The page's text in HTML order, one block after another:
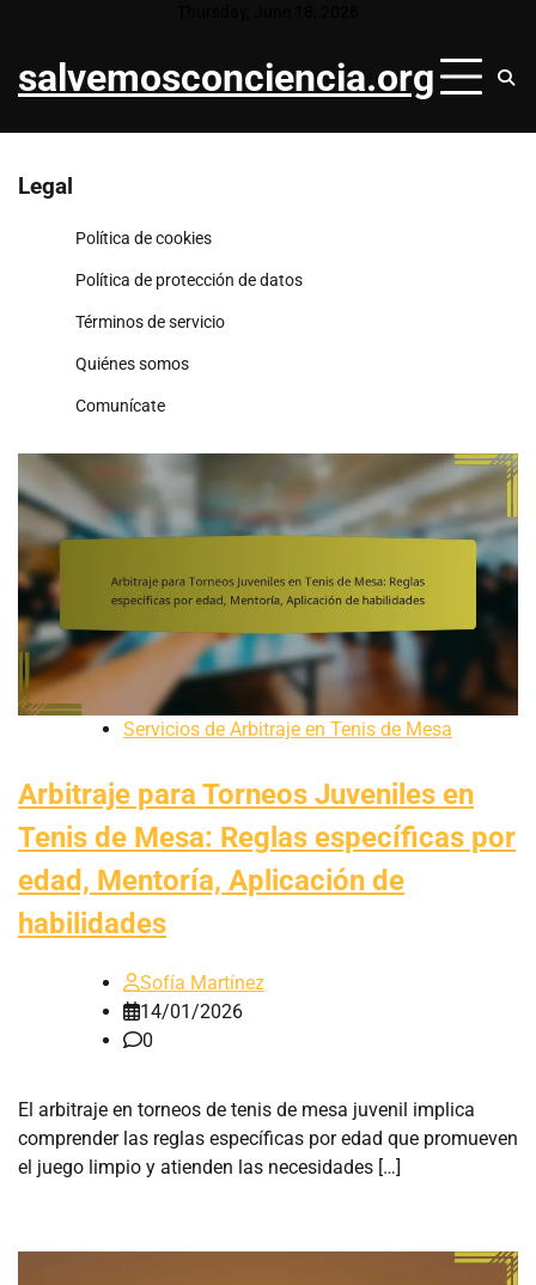
content
salvemosconciencia.org
Legal
Política de cookies
Política de protección de datos
Términos de servicio
Quiénes somos
Comunícate
Servicios de Arbitraje en Tenis de Mesa
Arbitraje para Torneos Juveniles en
Tenis de Mesa: Reglas específicas por
edad, Mentoría, Aplicación de
habilidades
Sofía Martínez
14/01/2026
0
El arbitraje en torneos de tenis de mesa juvenil implica
comprender las reglas específicas por edad que promueven
el juego limpio y atienden las necesidades […]